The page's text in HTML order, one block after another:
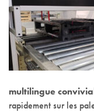
multilingue
rapidement sur les